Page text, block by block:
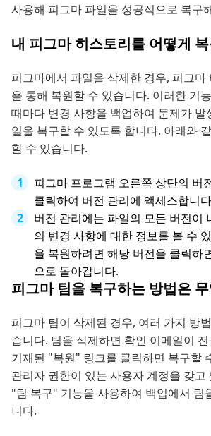
사용해 피그마 파일을 성공적으로 복구
내 피그마 히스토리를 어떻게
피그마에서 파일을 삭제한 경우, 피그마
을 통해 복원할 수 있습니다. 이러한 기
때마다 변경 사항을 백업하여 문제가 발
일을 복구할 수 있도록 합니다. 아래와
할 수 있습니다.
피그마 프로그램 오른쪽 상단의 버
클릭하여 버전 관리에 액세스합니
버전 관리에는 파일의 모든 버전이
의 변경 사항에 대한 정보를 볼 수
을 복원하려면 해당 버전을 클릭하
으로 돌아갑니다.
피그마 팀을 복구하는 방법은
피그마 팀이 삭제된 경우, 여러 가지 방
습니다. 팀을 삭제하면 확인 이메일이
기재된 "복원" 링크를 클릭하면 복구할
관리자 권한이 있는 사용자 계정을 갖고
"팀 복구" 기능을 사용하여 백업에서 팀
니다.